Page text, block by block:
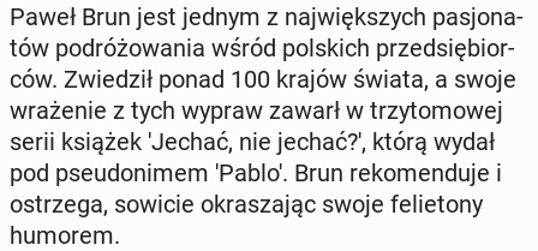
Paweł Brun jest jednym z naj­więk­szych pa­sjo­na­
tów po­dró­żo­wa­nia wśród pol­skich przed­się­bior­
ców. Zwie­dził ponad 100 krajów świata, a swoje
wra­że­nie z tych wypraw zawarł w trzy­to­mo­wej
serii książek 'Jechać, nie jechać?', którą wydał
pod pseu­do­ni­mem 'Pablo'. Brun re­ko­men­du­je i
ostrze­ga, sowicie okra­sza­jąc swoje fe­lie­to­ny
humorem.